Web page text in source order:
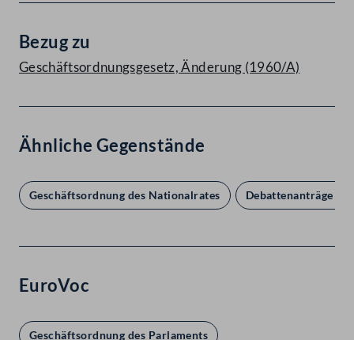
Bezug zu
Geschäftsordnungsgesetz, Änderung (1960/A)
Ähnliche Gegenstände
Geschäftsordnung des Nationalrates Debattenanträge
EuroVoc
Geschäftsordnung des Parlaments